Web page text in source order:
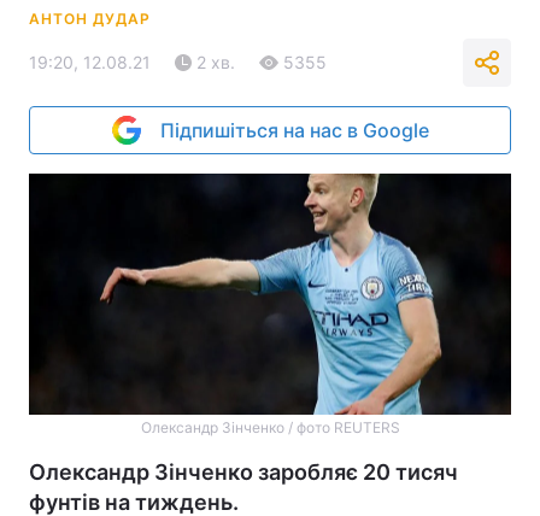
АНТОН ДУДАР
19:20, 12.08.21 2 хв. 5355
Підпишіться на нас в Google
Олександр Зінченко / фото REUTERS
Олександр Зінченко заробляє 20 тисяч
фунтів на тиждень.